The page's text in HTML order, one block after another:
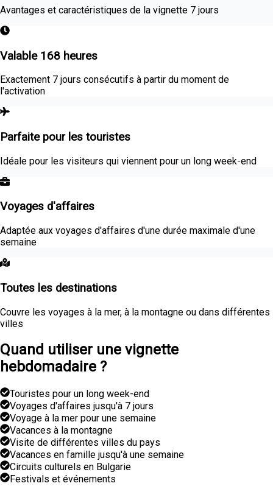
Avantages et caractéristiques de la vignette 7 jours
Valable 168 heures
Exactement 7 jours consécutifs à partir du moment de
l'activation
Parfaite pour les touristes
Idéale pour les visiteurs qui viennent pour un long week-end
Voyages d'affaires
Adaptée aux voyages d'affaires d'une durée maximale d'une
semaine
Toutes les destinations
Couvre les voyages à la mer, à la montagne ou dans différentes
villes
Quand utiliser une vignette
hebdomadaire ?
Touristes pour un long week-end
Voyages d'affaires jusqu'à 7 jours
Voyage à la mer pour une semaine
Vacances à la montagne
Visite de différentes villes du pays
Vacances en famille jusqu'à une semaine
Circuits culturels en Bulgarie
Festivals et événements